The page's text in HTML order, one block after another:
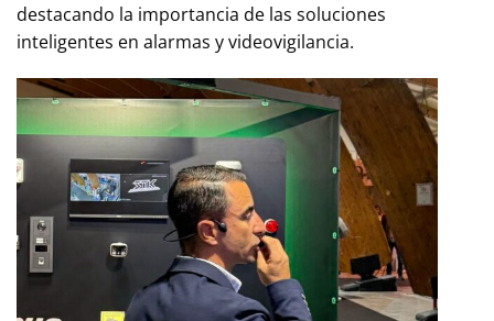
destacando la importancia de las soluciones
inteligentes en alarmas y videovigilancia.